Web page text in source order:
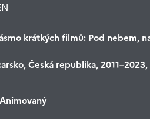
krátkých filmů: Pod nebem,
Česká republika,